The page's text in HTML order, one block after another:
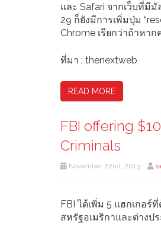
และ Safari จากเว็บที่มีมั
29 ก็ยังมีการเพิ่มปุ่ม
Chrome เรียกว่าถ้าหา
ที่มา : thenextweb
READ MORE
FBI offering
Criminals
November 22nd, 2013
FBI ได้เพิ่ม 5 แฮกเกอ
สหรัฐอเมริกาและต่างป